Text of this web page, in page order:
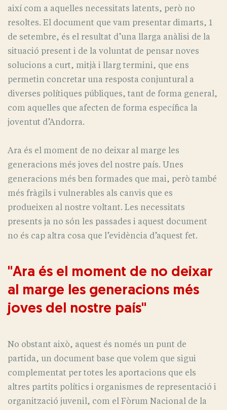
així com a aquelles necessitats latents, però no
resoltes. El document que vam presentar dimarts, 1
de setembre, és el resultat d’una llarga anàlisi de la
situació present i de la voluntat de pensar noves
solucions a curt, mitjà i llarg termini, que ens
permetin concretar una resposta conjuntural a
diverses polítiques públiques, tant de forma general,
com aquelles que afecten de forma específica la
joventut d’Andorra.
Ara és el moment de no deixar al marge les
generacions més joves del nostre país. Unes
generacions més ben formades que mai, però també
més fràgils i vulnerables als canvis que es
produeixen al nostre voltant. Les necessitats
presents ja no són les passades i aquest document
no és cap altra cosa que l’evidència d’aquest fet.
"Ara és el moment de no deixar
al marge les generacions més
joves del nostre país"
No obstant això, aquest és només un punt de
partida, un document base que volem que sigui
complementat per totes les aportacions que els
altres partits polítics i organismes de representació i
organització juvenil, com el Fòrum Nacional de la